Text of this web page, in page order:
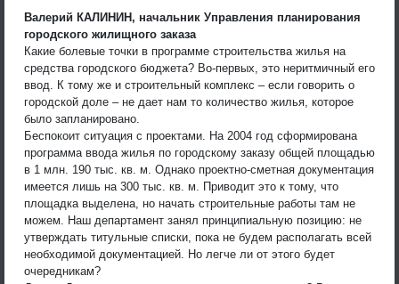
Валерий КАЛИНИН, начальник Управления планирования
городского жилищного заказа
Какие болевые точки в программе строительства жилья на
средства городского бюджета? Во-первых, это неритмичный его
ввод. К тому же и строительный комплекс – если говорить о
городской доле – не дает нам то количество жилья, которое
было запланировано.
Беспокоит ситуация с проектами. На 2004 год сформирована
программа ввода жилья по городскому заказу общей площадью
в 1 млн. 190 тыс. кв. м. Однако проектно-сметная документация
имеется лишь на 300 тыс. кв. м. Приводит это к тому, что
площадка выделена, но начать строительные работы там не
можем. Наш департамент занял принципиальную позицию: не
утверждать титульные списки, пока не будем располагать всей
необходимой документацией. Но легче ли от этого будет
очередникам?